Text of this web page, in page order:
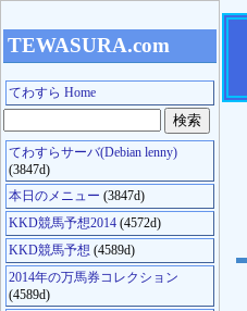
TEWASURA.com
てわすら Home
てわすらサーバ(Debian lenny)
(3847d)
本日のメニュー (3847d)
KKD競馬予想2014 (4572d)
KKD競馬予想 (4589d)
2014年の万馬券コレクション
(4589d)